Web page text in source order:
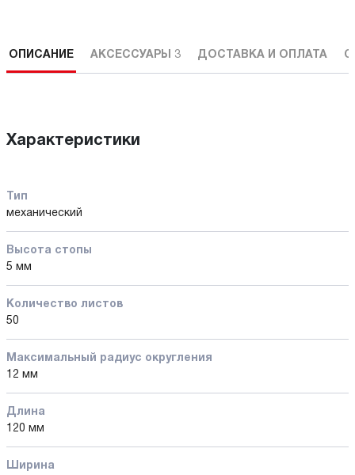
ОПИСАНИЕ АКСЕССУАРЫ 3 ДОСТАВКА И ОПЛАТА
Характеристики
Тип
механический
Высота стопы
5 мм
Количество листов
50
Максимальный радиус округления
12 мм
Длина
120 мм
Ширина